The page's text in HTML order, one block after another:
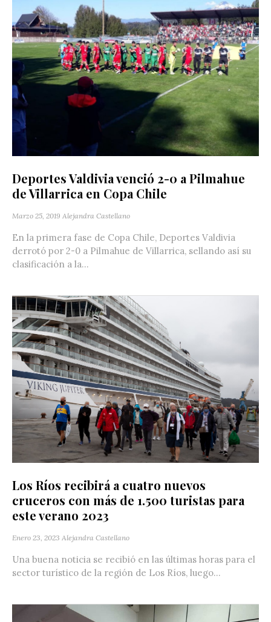
Deportes Valdivia venció 2-0 a Pilmahue
de Villarrica en Copa Chile
Marzo 25, 2019 Alejandra Castellano
En la primera fase de Copa Chile, Deportes Valdivia
derrotó por 2-0 a Pilmahue de Villarrica, sellando así su
clasificación a la...
Los Ríos recibirá a cuatro nuevos
cruceros con más de 1.500 turistas para
este verano 2023
Enero 23, 2023 Alejandra Castellano
Una buena noticia se recibió en las últimas horas para el
sector turístico de la región de Los Ríos, luego...